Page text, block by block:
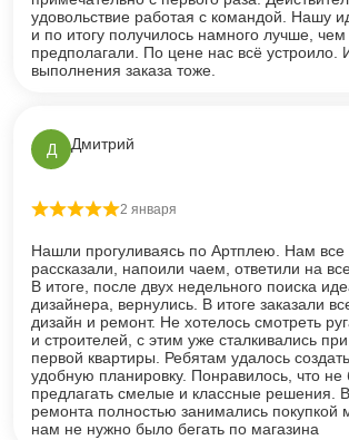
удовольствие работая с командой. Нашу
и по итогу получилось намного лучше,
предполагали. По цене нас всё устроило.
выполнения заказа тоже.
Д Дмитрий
Оценка5из 5
2 января
Нашли прогуливаясь по Артплею. Нам все
рассказали, напоили чаем, ответили на
В итоге, после двух недельного поиска
дизайнера, вернулись. В итоге заказали
дизайн и ремонт. Не хотелось смотреть
и строителей, с этим уже сталкивались
первой квартиры. Ребятам удалось
удобную планировку. Понравилось, что не
предлагать смелые и классные решения.
ремонта полностью занимались покупкой
нам не нужно было бегать по магазина